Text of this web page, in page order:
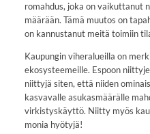
romahdus, joka on vaikuttanut
määrään. Tämä muutos on
on kannustanut meitä toimiin
Kaupungin viheralueilla on
ekosysteemeille. Espoon
niittyjä siten, että niiden
kasvavalle asukasmäärälle
virkistyskäyttö. Niitty myös
monia hyötyjä!